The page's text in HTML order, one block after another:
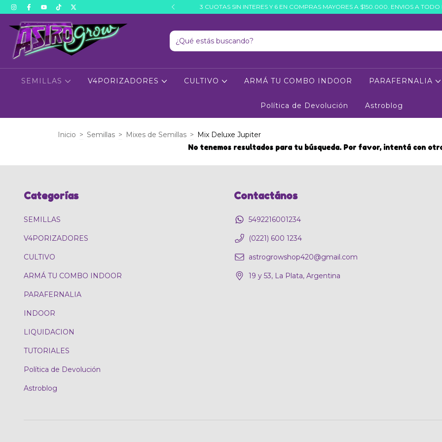
A TODO EL PAÍS 3 CUOTAS SIN INTERES Y 6 EN COMPRAS MAYORES A $150.000. ENVIOS A TODO
SEMILLAS V4PORIZADORES CULTIVO ARMÁ TU COMBO INDOOR PARAFERNALIA
Política de Devolución Astroblog
Inicio > Semillas > Mixes de Semillas > Mix Deluxe Jupiter
No tenemos resultados para tu búsqueda. Por favor, intentá con
Categorías
SEMILLAS
V4PORIZADORES
CULTIVO
ARMÁ TU COMBO INDOOR
PARAFERNALIA
INDOOR
LIQUIDACION
TUTORIALES
Política de Devolución
Astroblog
Contactános
5492216001234
(0221) 600 1234
astrogrowshop420@gmail.com
19 y 53, La Plata, Argentina